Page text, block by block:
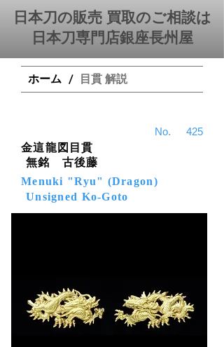
日本刀の販売 買取のご相談は
日本刀専門店銀座⻑州屋
ホーム / 目貫 解説
425
​No.
金這龍図目貫
無銘 古後藤
Menuki "Ryu" (Dragon)
Unsigned Ko-Goto